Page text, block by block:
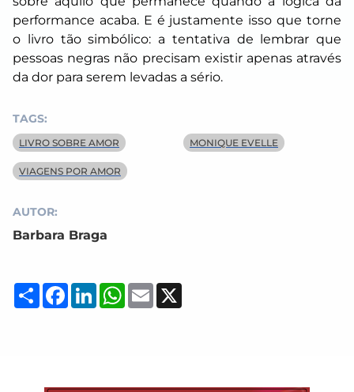
performance acaba. E é justamente isso que torne
o livro tão simbólico: a tentativa de lembrar que
pessoas negras não precisam existir apenas através
da dor para serem levadas a sério.
TAGS:
LIVRO SOBRE AMOR MONIQUE EVELLE
VIAGENS POR AMOR
AUTOR:
Barbara Braga
Compartilhar
Facebook
LinkedInWhatsApp
Email